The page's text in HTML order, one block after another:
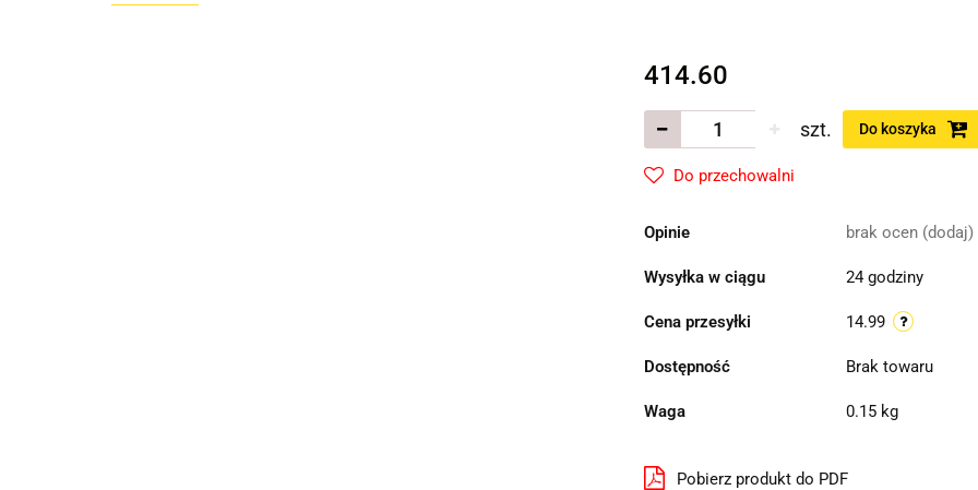
414.60
szt. Do koszyka
Do przechowalni
Opinie brak ocen (dodaj)
Wysyłka w ciągu 24 godziny
Cena przesyłki 14.99
Dostępność Brak towaru
Waga 0.15 kg
Pobierz produkt do PDF